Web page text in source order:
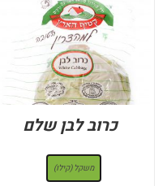
כרוב לבן שלם
משקל (קילו)